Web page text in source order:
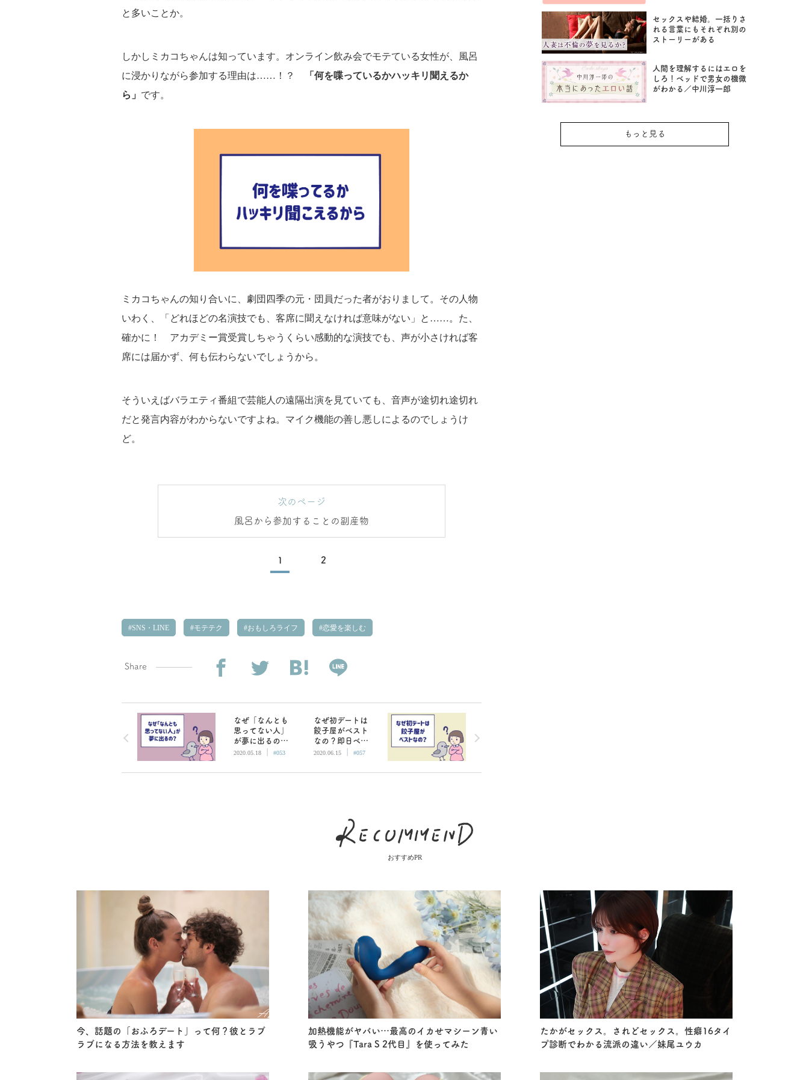
と多いことか。
しかしミカコちゃんは知っています。オンライン飲み会でモテている女性が、風呂
に浸かりながら参加する理由は……！？
「何を喋っているかハッキリ聞えるか
ら」 です。
ミカコちゃんの知り合いに、劇団四季の元・団員だった者がおりまして。その人物
いわく、「どれほどの名演技でも、客席に聞えなければ意味がない」と……。た、
確かに！ アカデミー賞受賞しちゃうくらい感動的な演技でも、声が小さければ客
席には届かず、何も伝わらないでしょうから。
そういえばバラエティ番組で芸能人の遠隔出演を見ていても、音声が途切れ途切れ
だと発言内容がわからないですよね。マイク機能の善し悪しによるのでしょうけ
ど。
次のページ
風呂から参加することの副産物
1 2
SNS・LINE モテテク おもしろライフ 恋愛を楽しむ
Share
なぜ「なんとも
思ってない人」
が夢に出るの？
オナニーのオカ
2020.05.18 | #053
なぜ初デートは
餃子屋がベスト
なの？即日ベッ
ドインを回避し
2020.06.15 | #057
セックスや結婚。一括りさ
れる言葉にもそれぞれ別の
ストーリーがある
人間を理解するにはエロを
しろ！ベッドで男女の機微
がわかる／中川淳一郎
もっと見る
おすすめPR
今、話題の「おふろデート」って何？彼とラブ
ラブになる方法を教えます
加熱機能がヤバい…最高のイカせマシーン青い
吸うやつ『Tara S 2代目』を使ってみた
たかがセックス。されどセックス。性癖16タイ
プ診断でわかる流派の違い／妹尾ユウカ